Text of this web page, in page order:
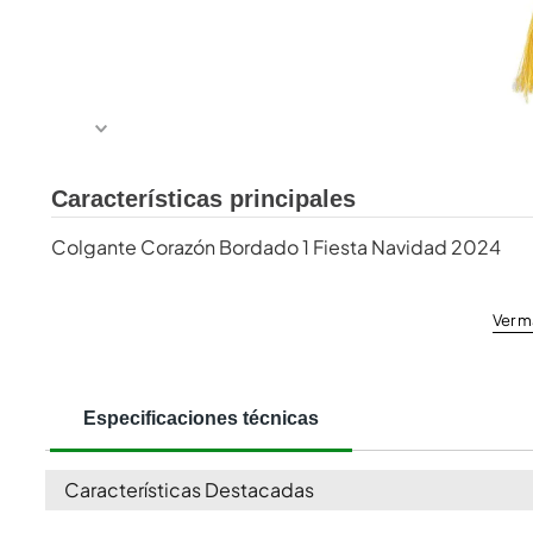
Características principales
Colgante Corazón Bordado 1 Fiesta Navidad 2024
Ver
Especificaciones técnicas
Características Destacadas